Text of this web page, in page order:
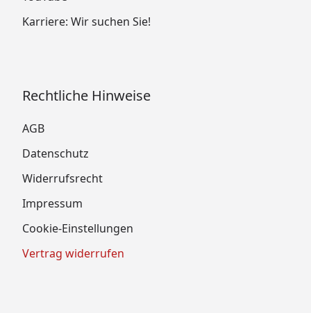
Karriere: Wir suchen Sie!
Rechtliche Hinweise
AGB
Datenschutz
Widerrufsrecht
Impressum
Cookie-Einstellungen
Vertrag widerrufen